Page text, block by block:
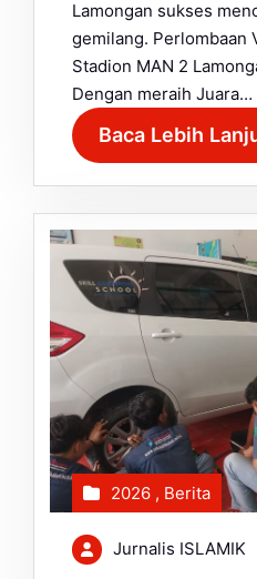
Lamongan sukses
gemilang. Perlombaan
Stadion MAN 2
Dengan meraih Juara…
Baca Lebih
2026 , Berita
Jurnalis ISLAMIK